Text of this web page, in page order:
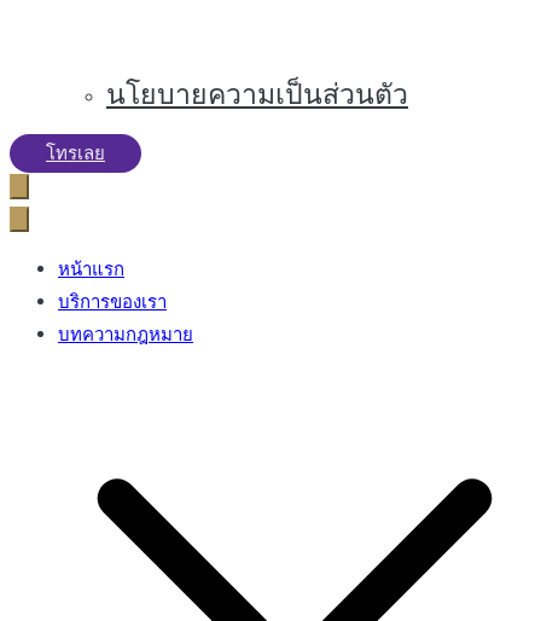
นโยบายความเป็นส่วนตัว
โทรเลย
หน้าแรก
บริการของเรา
บทความกฎหมาย